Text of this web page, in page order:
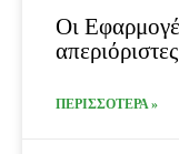
Οι
απεριόριστες
ΠΕΡΙΣΣΟΤΕΡΑ »